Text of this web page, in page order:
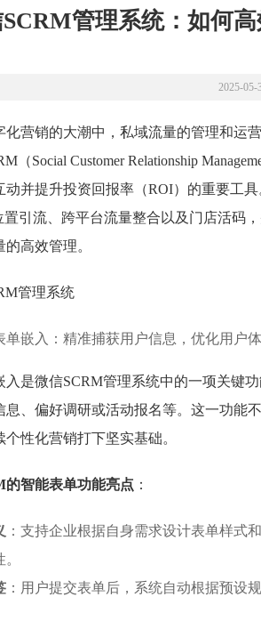
管理系统：如何
2025-
化营销的大潮中，私域流量的管理和运
（Social Customer Relationship
动并提升投资回报率（ROI）的重要工
置引流、跨平台流量整合以及门店活码
高效管理。
单嵌入：精准捕获用户信息，优化用户
入是微信SCRM管理系统中的一项关键
息、偏好调研或活动报名等。这一功能
个性化营销打下坚实基础。
的智能表单功能亮点 ：
：支持企业根据自身需求设计表单样式
：用户提交表单后，系统自动根据预设